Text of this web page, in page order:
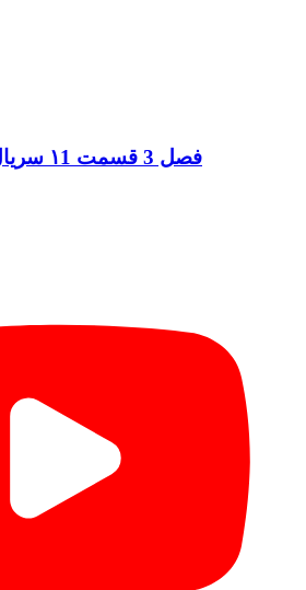
فصل 3 قسمت ۱1 سریال مرد عنکبوتی نهایی